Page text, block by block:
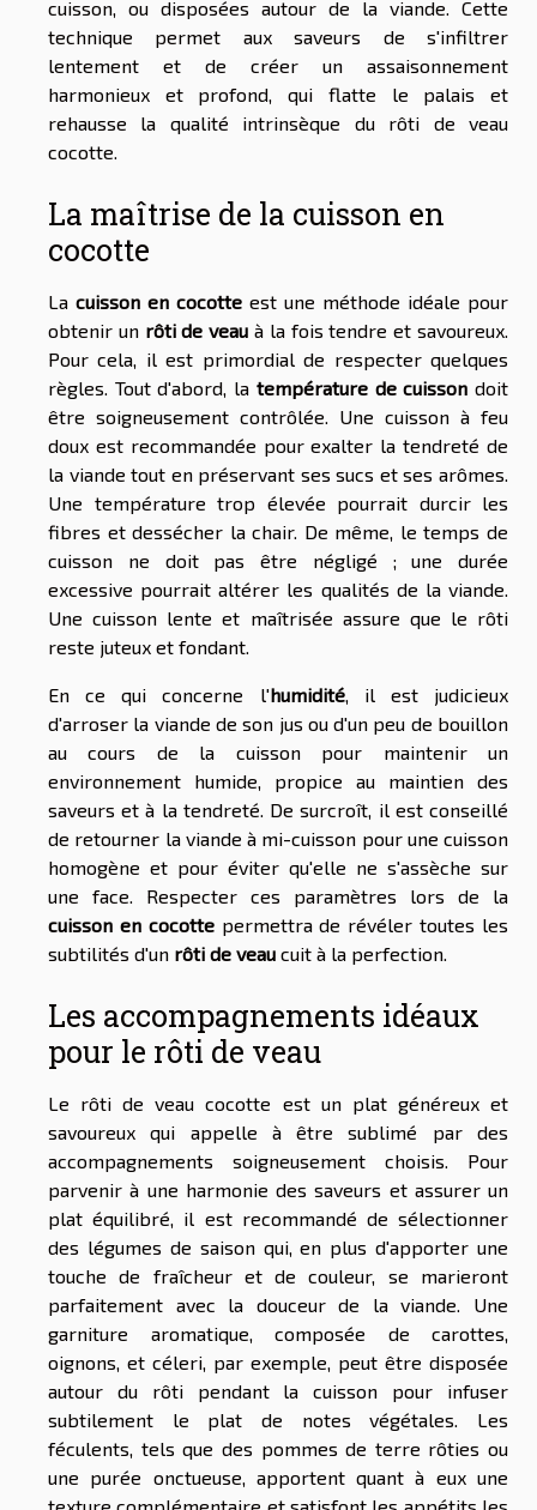
cuisson, ou disposées autour de la viande. Cette
technique permet aux saveurs de s'infiltrer
lentement et de créer un assaisonnement
harmonieux et profond, qui flatte le palais et
rehausse la qualité intrinsèque du rôti de veau
cocotte.
La maîtrise de la cuisson en
cocotte
La cuisson en cocotte est une méthode idéale pour
obtenir un rôti de veau à la fois tendre et savoureux.
Pour cela, il est primordial de respecter quelques
règles. Tout d'abord, la température de cuisson doit
être soigneusement contrôlée. Une cuisson à feu
doux est recommandée pour exalter la tendreté de
la viande tout en préservant ses sucs et ses arômes.
Une température trop élevée pourrait durcir les
fibres et dessécher la chair. De même, le temps de
cuisson ne doit pas être négligé ; une durée
excessive pourrait altérer les qualités de la viande.
Une cuisson lente et maîtrisée assure que le rôti
reste juteux et fondant.
En ce qui concerne l'humidité, il est judicieux
d'arroser la viande de son jus ou d'un peu de bouillon
au cours de la cuisson pour maintenir un
environnement humide, propice au maintien des
saveurs et à la tendreté. De surcroît, il est conseillé
de retourner la viande à mi-cuisson pour une cuisson
homogène et pour éviter qu'elle ne s'assèche sur
une face. Respecter ces paramètres lors de la
cuisson en cocottepermettra de révéler toutes les
subtilités d'un rôti de veau cuit à la perfection.
Les accompagnements idéaux
pour le rôti de veau
Le rôti de veau cocotte est un plat généreux et
savoureux qui appelle à être sublimé par des
accompagnements soigneusement choisis. Pour
parvenir à une harmonie des saveurs et assurer un
plat équilibré, il est recommandé de sélectionner
des légumes de saison qui, en plus d'apporter une
touche de fraîcheur et de couleur, se marieront
parfaitement avec la douceur de la viande. Une
garniture aromatique, composée de carottes,
oignons, et céleri, par exemple, peut être disposée
autour du rôti pendant la cuisson pour infuser
subtilement le plat de notes végétales. Les
féculents, tels que des pommes de terre rôties ou
une purée onctueuse, apportent quant à eux une